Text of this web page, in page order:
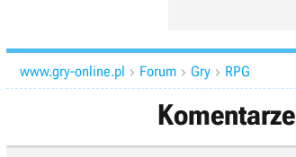
www.gry-online.pl  Forum  Gry  RPG